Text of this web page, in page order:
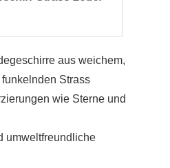
aus weichem,
Strass
wie Sterne und
umweltfreundliche